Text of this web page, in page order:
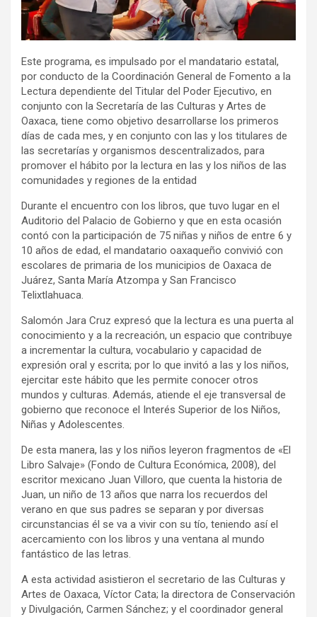
Este programa, es impulsado por el mandatario estatal,
por conducto de la Coordinación General de Fomento a la
Lectura dependiente del Titular del Poder Ejecutivo, en
conjunto con la Secretaría de las Culturas y Artes de
Oaxaca, tiene como objetivo desarrollarse los primeros
días de cada mes, y en conjunto con las y los titulares de
las secretarías y organismos descentralizados, para
promover el hábito por la lectura en las y los niños de las
comunidades y regiones de la entidad
Durante el encuentro con los libros, que tuvo lugar en el
Auditorio del Palacio de Gobierno y que en esta ocasión
contó con la participación de 75 niñas y niños de entre 6 y
10 años de edad, el mandatario oaxaqueño convivió con
escolares de primaria de los municipios de Oaxaca de
Juárez, Santa María Atzompa y San Francisco
Telixtlahuaca.
Salomón Jara Cruz expresó que la lectura es una puerta al
conocimiento y a la recreación, un espacio que contribuye
a incrementar la cultura, vocabulario y capacidad de
expresión oral y escrita; por lo que invitó a las y los niños,
ejercitar este hábito que les permite conocer otros
mundos y culturas. Además, atiende el eje transversal de
gobierno que reconoce el Interés Superior de los Niños,
Niñas y Adolescentes.
De esta manera, las y los niños leyeron fragmentos de «El
Libro Salvaje» (Fondo de Cultura Económica, 2008), del
escritor mexicano Juan Villoro, que cuenta la historia de
Juan, un niño de 13 años que narra los recuerdos del
verano en que sus padres se separan y por diversas
circunstancias él se va a vivir con su tío, teniendo así el
acercamiento con los libros y una ventana al mundo
fantástico de las letras.
A esta actividad asistieron el secretario de las Culturas y
Artes de Oaxaca, Víctor Cata; la directora de Conservación
y Divulgación, Carmen Sánchez; y el coordinador general